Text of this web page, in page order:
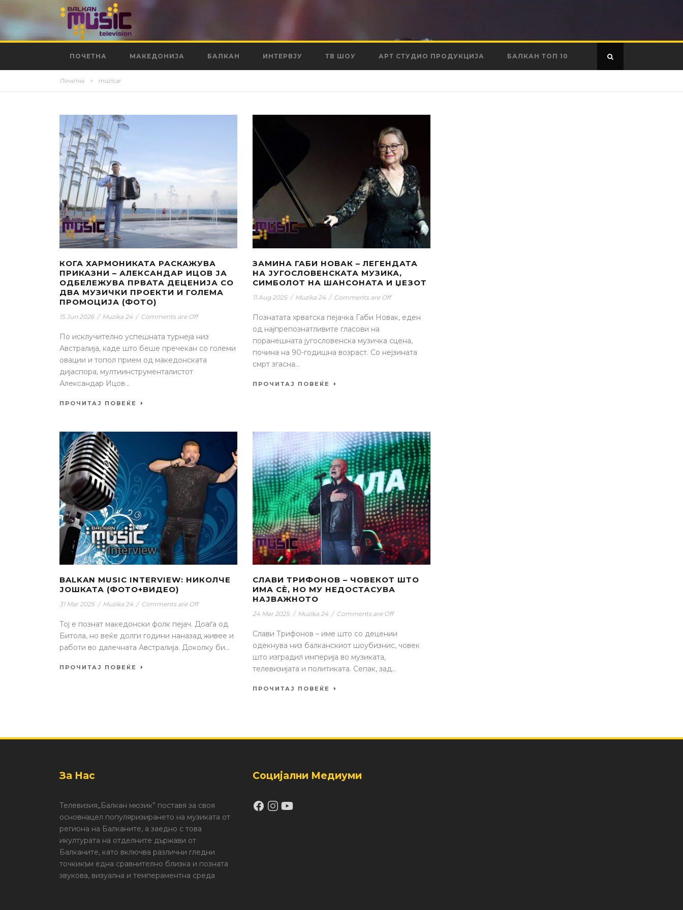
ПОЧЕТНА МАКЕДОНИЈА БАЛКАН ИНТЕРВЈУ ТВ ШОУ АРТ СТУДИО ПРОДУКЦИЈА БАЛКАН ТОП 10
Почетна > muzicar
КОГА ХАРМОНИКАТА РАСКАЖУВА
ПРИКАЗНИ – АЛЕКСАНДАР ИЦОВ ЈА
ОДБЕЛЕЖУВА ПРВАТА ДЕЦЕНИЈА СО
ДВА МУЗИЧКИ ПРОЕКТИ И ГОЛЕМА
ПРОМОЦИЈА (ФОТО)
15 Jun 2026 / Muzika 24 / Comments are Off
По исклучително успешната турнеја низ
Австралија, каде што беше пречекан со големи
овации и топол прием од македонската
дијаспора, мултиинструменталистот
Александар Ицов...
ПРОЧИТАЈ ПОВЕЌЕ
ЗАМИНА ГАБИ НОВАК – ЛЕГЕНДАТА
НА ЈУГОСЛОВЕНСКАТА МУЗИКА,
СИМБОЛОТ НА ШАНСОНАТА И ЏЕЗОТ
11 Aug 2025 / Muzika 24 / Comments are Off
Познатата хрватска пејачка Габи Новак, еден
од најпрепознатливите гласови на
поранешната југословенска музичка сцена,
почина на 90-годишна возраст. Со нејзината
смрт згасна...
ПРОЧИТАЈ ПОВЕЌЕ
BALKAN MUSIC INTERVIEW: НИКОЛЧЕ
ЈОШКАТА (ФОТО+ВИДЕО)
31 Mar 2025 / Muzika 24 / Comments are Off
Тој е познат македонски фолк пејач. Доаѓа од
Битола, но веќе долги години наназад живее и
работи во далечната Австралија. Доколку би...
ПРОЧИТАЈ ПОВЕЌЕ
СЛАВИ ТРИФОНОВ – ЧОВЕКОТ ШТО
ИМА СÈ, НО МУ НЕДОСТАСУВА
НАЈВАЖНОТО
24 Mar 2025 / Muzika 24 / Comments are Off
Слави Трифонов – име што со децении
одекнува низ балканскиот шоубизнис, човек
што изградил империја во музиката,
телевизијата и политиката. Сепак, зад...
ПРОЧИТАЈ ПОВЕЌЕ
За Нас
Телевизия„Балкан мюзик” поставя за своя
основнацел популяризирането на музиката от
региона на Балканите, а заедно с това
икултурата на отделните държави от
Балканите, като включва различни гледни
точкикъм една сравнително близка и позната
звукова, визуална и темпераментна среда
Социјални Медиуми